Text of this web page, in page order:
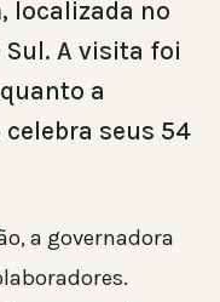
, localizada no
Sul. A visita foi
a
seus 54
a governadora